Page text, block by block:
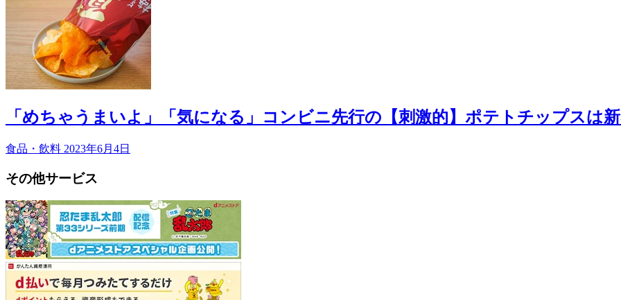
「めちゃうまいよ」「気になる」コンビニ先行の【刺激的】ポテトチップスは
食品・飲料 2023年6月4日
その他サービス